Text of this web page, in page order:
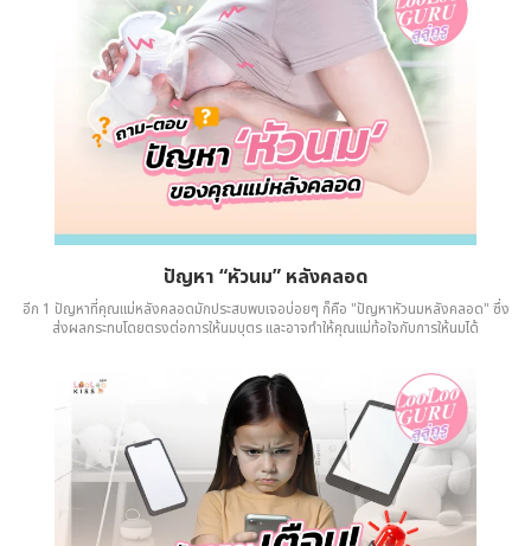
ปัญหา “หัวนม” หลังคลอด
อีก 1 ปัญหาที่คุณแม่หลังคลอดมักประสบพบเจอบ่อยๆ ก็คือ "ปัญหาหัวนมหลังคลอด" ซึ่ง
ส่งผลกระทบโดยตรงต่อการให้นมบุตร และอาจทำให้คุณแม่ท้อใจกับการให้นมได้